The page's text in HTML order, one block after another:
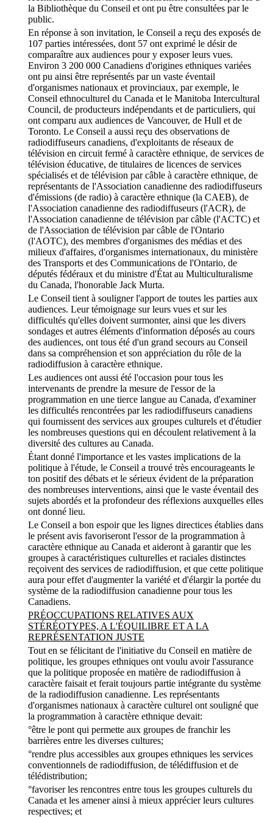
la Bibliothèque du Conseil et ont pu être consultées par le
public.
En réponse à son invitation, le Conseil a reçu des exposés de
107 parties intéressées, dont 57 ont exprimé le désir de
comparaître aux audiences pour y exposer leurs vues.
Environ 3 200 000 Canadiens d'origines ethniques variées
ont pu ainsi être représentés par un vaste éventail
d'organismes nationaux et provinciaux, par exemple, le
Conseil ethnoculturel du Canada et le Manitoba Intercultural
Council, de producteurs indépendants et de particuliers, qui
ont comparu aux audiences de Vancouver, de Hull et de
Toronto. Le Conseil a aussi reçu des observations de
radiodiffuseurs canadiens, d'exploitants de réseaux de
télévision en circuit fermé à caractère ethnique, de services de
télévision éducative, de titulaires de licences de services
spécialisés et de télévision par câble à caractère ethnique, de
représentants de l'Association canadienne des radiodiffuseurs
d'émissions (de radio) à caractère ethnique (la CAEB), de
l'Association canadienne des radiodiffuseurs (l'ACR), de
l'Association canadienne de télévision par câble (l'ACTC) et
de l'Association de télévision par câble de l'Ontario
(l'AOTC), des membres d'organismes des médias et des
milieux d'affaires, d'organismes internationaux, du ministère
des Transports et des Communications de l'Ontario, de
députés fédéraux et du ministre d'État au Multiculturalisme
du Canada, l'honorable Jack Murta.
Le Conseil tient à souligner l'apport de toutes les parties aux
audiences. Leur témoignage sur leurs vues et sur les
difficultés qu'elles doivent surmonter, ainsi que les divers
sondages et autres éléments d'information déposés au cours
des audiences, ont tous été d'un grand secours au Conseil
dans sa compréhension et son appréciation du rôle de la
radiodiffusion à caractère ethnique.
Les audiences ont aussi été l'occasion pour tous les
intervenants de prendre la mesure de l'essor de la
programmation en une tierce langue au Canada, d'examiner
les difficultés rencontrées par les radiodiffuseurs canadiens
qui fournissent des services aux groupes culturels et d'étudier
les nombreuses questions qui en découlent relativement à la
diversité des cultures au Canada.
Étant donné l'importance et les vastes implications de la
politique à l'étude, le Conseil a trouvé très encourageants le
ton positif des débats et le sérieux évident de la préparation
des nombreuses interventions, ainsi que le vaste éventail des
sujets abordés et la profondeur des réflexions auxquelles elles
ont donné lieu.
Le Conseil a bon espoir que les lignes directices établies dans
le présent avis favoriseront l'essor de la programmation à
caractère ethnique au Canada et aideront à garantir que les
groupes à caractéristiques culturelles et raciales distinctes
reçoivent des services de radiodiffusion, et que cette politique
aura pour effet d'augmenter la variété et d'élargir la portée du
système de la radiodiffusion canadienne pour tous les
Canadiens.
PRÉOCCUPATIONS RELATIVES AUX
STÉRÉOTYPES, A L'ÉQUILIBRE ET A LA
REPRÉSENTATION JUSTE
Tout en se félicitant de l'initiative du Conseil en matière de
politique, les groupes ethniques ont voulu avoir l'assurance
que la politique proposée en matière de radiodiffusion à
caractère faisait et ferait toujours partie intégrante du système
de la radiodiffusion canadienne. Les représentants
d'organismes nationaux à caractère culturel ont souligné que
la programmation à caractère ethnique devait:
°être le pont qui permette aux groupes de franchir les
barrières entre les diverses cultures;
°rendre plus accessibles aux groupes ethniques les services
conventionnels de radiodiffusion, de télédiffusion et de
télédistribution;
°favoriser les rencontres entre tous les groupes culturels du
Canada et les amener ainsi à mieux apprécier leurs cultures
respectives; et